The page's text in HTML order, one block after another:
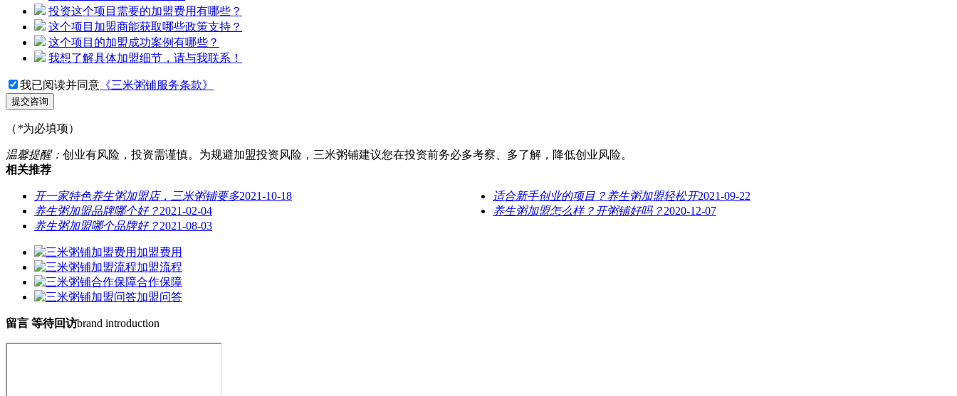
投资这个项目需要的加盟费用有哪些？
这个项目加盟商能获取哪些政策支持？
这个项目的加盟成功案例有哪些？
我想了解具体加盟细节，请与我联系！
我已阅读并同意 《三米粥铺服务条款》
提交咨询
（*为必填项）
温馨提醒： 创业有风险，投资需谨慎。为规避加盟投资风险，三米粥铺建议您在投资前务必多考察、多了解，降低创业风险。
相关推荐
开一家特色养生粥加盟店，三米粥铺要多2021-10-18 适合新手创业的项目？养生粥加盟轻松开2021-09-22
养生粥加盟品牌哪个好？2021-02-04 养生粥加盟怎么样？开粥铺好吗？2020-12-07
养生粥加盟哪个品牌好？2021-08-03
加盟费用
加盟流程
合作保障
加盟问答
留言 等待回访brand introduction